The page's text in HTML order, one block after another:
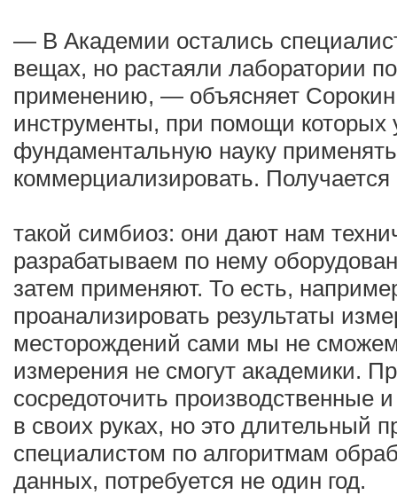
— В Академии остались
вещах, но растаяли лаборатории
применению, — объясняет
инструменты, при помощи которых
фундаментальную науку
коммерциализировать. Получается
такой симбиоз: они дают нам
разрабатываем по нему
затем применяют. То есть,
проанализировать результаты
месторождений сами мы не
измерения не смогут академики.
сосредоточить производственные
в своих руках, но это длительный
специалистом по алгоритмам
данных, потребуется не один год.